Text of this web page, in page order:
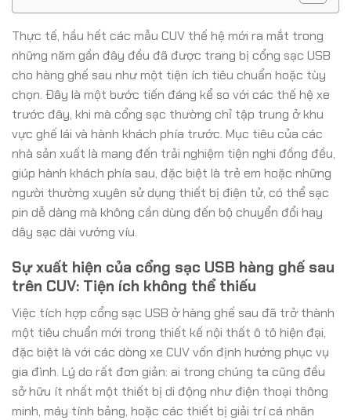
Thực tế, hầu hết các mẫu CUV thế hệ mới ra mắt trong
những năm gần đây đều đã được trang bị cổng sạc USB
cho hàng ghế sau như một tiện ích tiêu chuẩn hoặc tùy
chọn. Đây là một bước tiến đáng kể so với các thế hệ xe
trước đây, khi mà cổng sạc thường chỉ tập trung ở khu
vực ghế lái và hành khách phía trước. Mục tiêu của các
nhà sản xuất là mang đến trải nghiệm tiện nghi đồng đều,
giúp hành khách phía sau, đặc biệt là trẻ em hoặc những
người thường xuyên sử dụng thiết bị điện tử, có thể sạc
pin dễ dàng mà không cần dùng đến bộ chuyển đổi hay
dây sạc dài vướng víu.
Sự xuất hiện của cổng sạc USB hàng ghế sau
trên CUV: Tiện ích không thể thiếu
Việc tích hợp cổng sạc USB ở hàng ghế sau đã trở thành
một tiêu chuẩn mới trong thiết kế nội thất ô tô hiện đại,
đặc biệt là với các dòng xe CUV vốn định hướng phục vụ
gia đình. Lý do rất đơn giản: ai trong chúng ta cũng đều
sở hữu ít nhất một thiết bị di động như điện thoại thông
minh, máy tính bảng, hoặc các thiết bị giải trí cá nhân